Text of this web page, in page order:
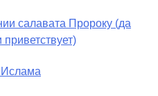
салавата Пророку (да